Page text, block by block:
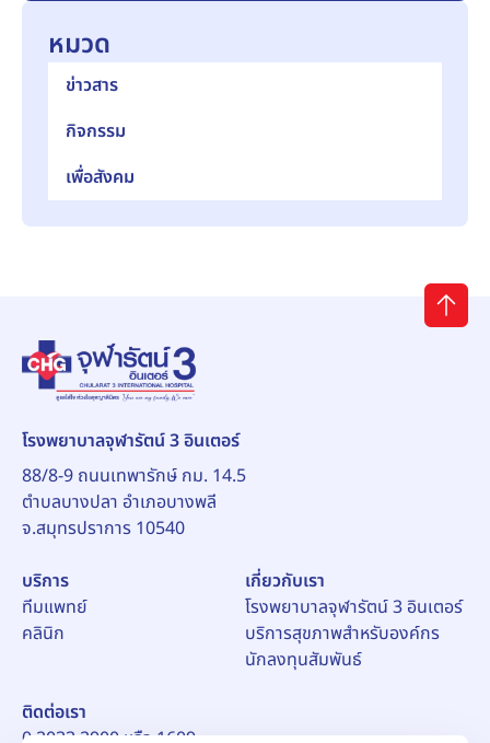
หมวด
ข่าวสาร
กิจกรรม
เพื่อสังคม
โรงพยาบาลจุฬารัตน์ 3 อินเตอร์
88/8-9 ถนนเทพารักษ์ กม. 14.5
ตำบลบางปลา อำเภอบางพลี
จ.สมุทรปราการ 10540
บริการ
ทีมแพทย์
คลินิก
เกี่ยวกับเรา
โรงพยาบาลจุฬารัตน์ 3 อินเตอร์
บริการสุขภาพสำหรับองค์กร
นักลงทุนสัมพันธ์
ติดต่อเรา